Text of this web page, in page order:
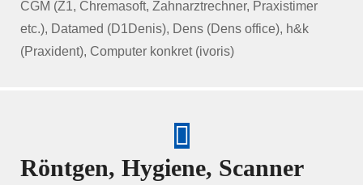
CGM (Z1, Chremasoft, Zahnarztrechner, Praxistimer
etc.), Datamed (D1Denis), Dens (Dens office), h&k
(Praxident), Computer konkret (ivoris)
Röntgen, Hygiene, Scanner